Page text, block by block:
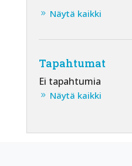
Näytä kaikki
Tapahtumat
Ei tapahtumia
Näytä kaikki